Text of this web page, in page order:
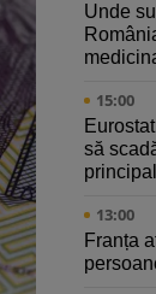
Unde
15:00
să
13:00
Franța